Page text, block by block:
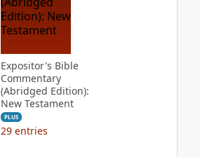
Expositor's Bible
Commentary
(Abridged Edition):
New Testament
PLUS
29 entries